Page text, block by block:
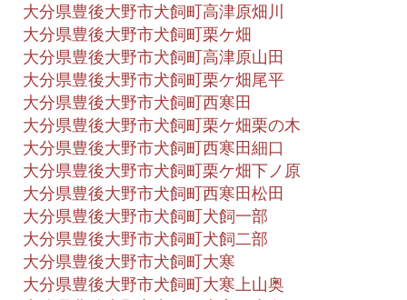
大分県豊後大野市犬飼町高津原畑川
大分県豊後大野市犬飼町栗ケ畑
大分県豊後大野市犬飼町高津原山田
大分県豊後大野市犬飼町栗ケ畑尾平
大分県豊後大野市犬飼町西寒田
大分県豊後大野市犬飼町栗ケ畑栗の木
大分県豊後大野市犬飼町西寒田細口
大分県豊後大野市犬飼町栗ケ畑下ノ原
大分県豊後大野市犬飼町西寒田松田
大分県豊後大野市犬飼町犬飼一部
大分県豊後大野市犬飼町犬飼二部
大分県豊後大野市犬飼町大寒
大分県豊後大野市犬飼町大寒上山奥